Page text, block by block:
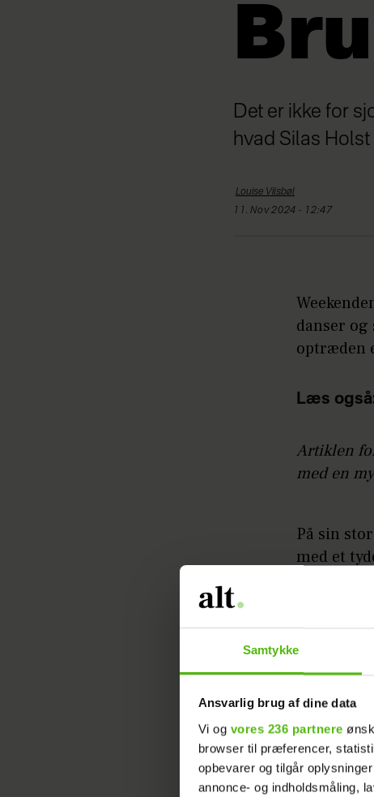
Samtykke
Ansvarlig brug af dine data
Vi og vores 236 partnere
browser til præferencer,
opbevarer og tilgår
annonce- og indholdsmåling,
Det er ikke for
hvad Silas Holst
Louise Vilsbøl
11. Nov 2024 - 12:47
danser
optræden
Læs
Artiklen
med en
På sin
med et
Læs
- Det
gulvet,
drejede.